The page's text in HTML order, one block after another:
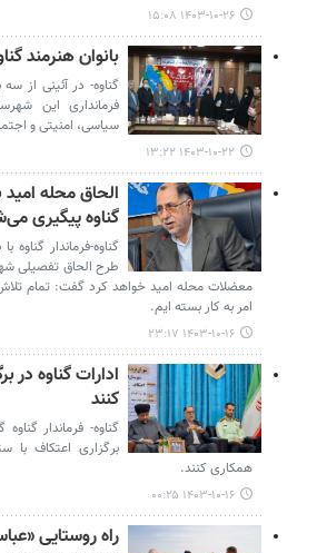
۱۴۰۳-۱۰-۲۶ ۱۵:۰۸
بانوان هنرمند
گناوه- در آئینی از
فرمانداری این
سیاسی، امنیتی و
۱۴۰۳-۱۰-۲۲ ۱۳:۲۲
الحاق محله
گناوه پیگیری
گناوه-فرماندار
طرح الحاق تفصیلی
معضلات محله امید خواهد کرد گفت: تمام
امر به کار بسته ایم.
۱۴۰۳-۱۰-۱۶ ۲۳:۱۷
ادارات گناوه در
کنند
گناوه- فرماندار
برگزاری اعتکاف با
همکاری کنند.
۱۴۰۳-۱۰-۱۶ ۰۰:۲۵
راه روستایی